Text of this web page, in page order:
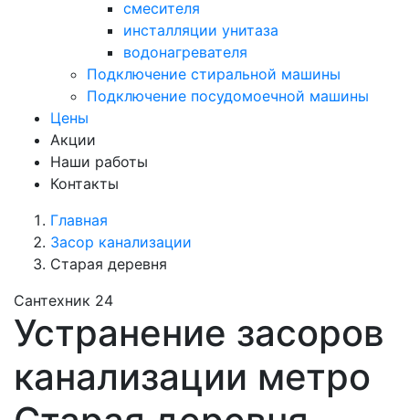
смесителя
инсталляции унитаза
водонагревателя
Подключение стиральной машины
Подключение посудомоечной машины
Цены
Акции
Наши работы
Контакты
Главная
Засор канализации
Старая деревня
Сантехник 24
Устранение засоров
канализации метро